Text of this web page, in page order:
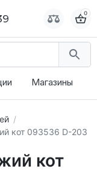
0
Магазины
кот 093536 D-203
кот
0